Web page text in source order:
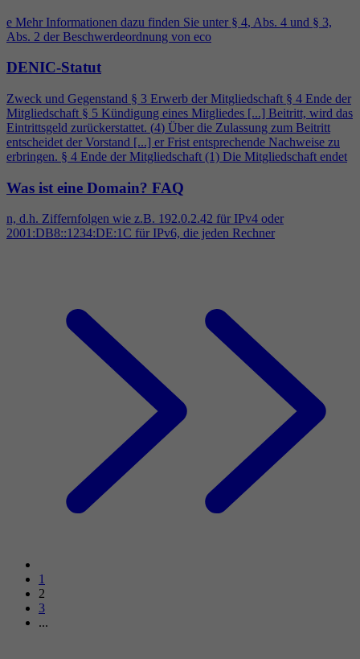
e Mehr Informationen dazu finden Sie unter § 4, Abs. 4 und § 3,
Abs. 2 der Beschwerdeordnung von eco
DENIC-Statut
Zweck und Gegenstand § 3 Erwerb der Mitgliedschaft § 4 Ende der
Mitgliedschaft § 5 Kündigung eines Mitgliedes [...] Beitritt, wird das
Eintrittsgeld zurückerstattet. (4) Über die Zulassung zum Beitritt
entscheidet der Vorstand [...] er Frist entsprechende Nachweise zu
erbringen. § 4 Ende der Mitgliedschaft (1) Die Mitgliedschaft endet
Was ist eine Domain? FAQ
n, d.h. Ziffernfolgen wie z.B. 192.0.2.42 für IPv4 oder
2001:DB8::1234:DE:1C für IPv6, die jeden Rechner
1
2
3
...